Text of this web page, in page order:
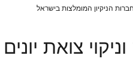
צואת יונים